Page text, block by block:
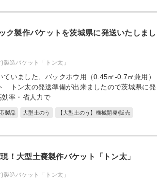
ク製作バケットを茨城県に発送いたしまし
造バケット「トン太」
ていました、バックホウ用（0.45㎥-0.7㎥兼用）
トン太の発送準備が出来ましたので茨城県に発
率・省人力で
製品 大型土のう 【大型土のう】機械開発/販売
！大型土嚢製作バケット「トン太」
造バケット「トン太」